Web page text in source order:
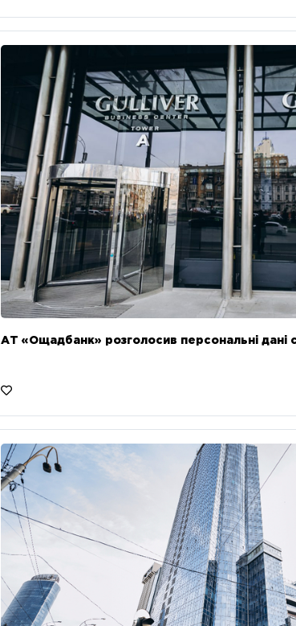
АТ «Ощадбанк» розголосив персональні дані